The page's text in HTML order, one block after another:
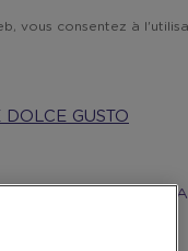
vous consentez à
GUSTO